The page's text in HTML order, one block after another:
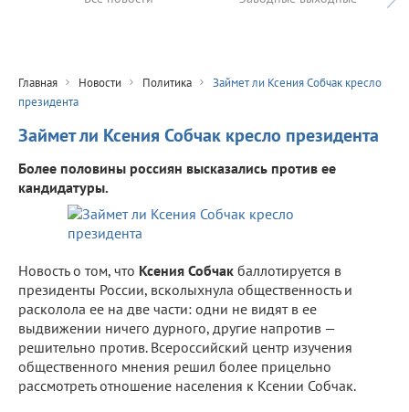
Главная Новости Политика
Займет ли Ксения Собчак кресло
президента
Займет ли Ксения Собчак кресло президента
Более половины россиян высказались против ее
кандидатуры.
Новость о том, что Ксения Собчак баллотируется в
президенты России, всколыхнула общественность и
расколола ее на две части: одни не видят в ее
выдвижении ничего дурного, другие напротив —
решительно против. Всероссийский центр изучения
общественного мнения решил более прицельно
рассмотреть отношение населения к Ксении Собчак.